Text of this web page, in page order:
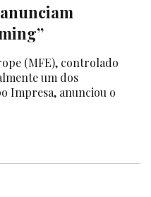
(MFE), controlado
um dos
Impresa, anunciou o